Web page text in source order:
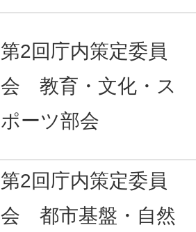
第2回庁内策定委員
会 教育・文化・ス
ポーツ部会
第2回庁内策定委員
会 都市基盤・自然